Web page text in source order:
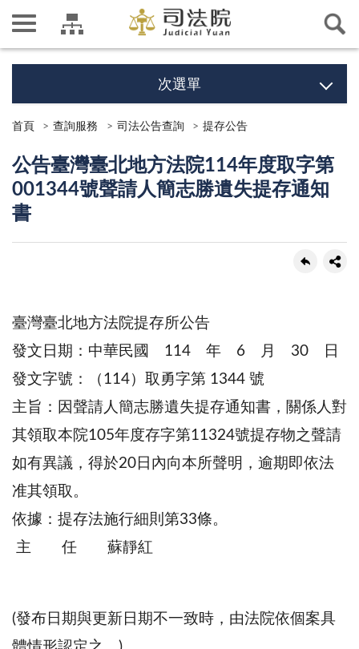
次選單
首頁 查詢服務 司法公告查詢 提存公告
公告臺灣臺北地方法院114年度取字第
001344號聲請人簡志勝遺失提存通知
書
臺灣臺北地方法院提存所公告
發文日期：中華民國 114 年 6 月 30 日
發文字號：（114）取勇字第 1344 號
主旨：因聲請人簡志勝遺失提存通知書，關係人對
其領取本院105年度存字第11324號提存物之聲請
如有異議，得於20日內向本所聲明，逾期即依法
准其領取。
依據：提存法施行細則第33條。
主 任 蘇靜紅
(發布日期與更新日期不一致時，由法院依個案具